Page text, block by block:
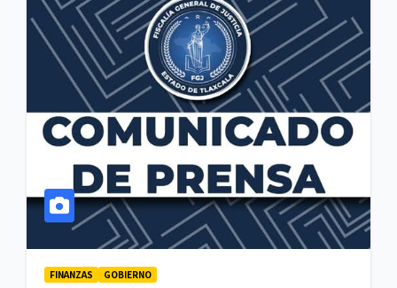
FINANZAS GOBIERNO